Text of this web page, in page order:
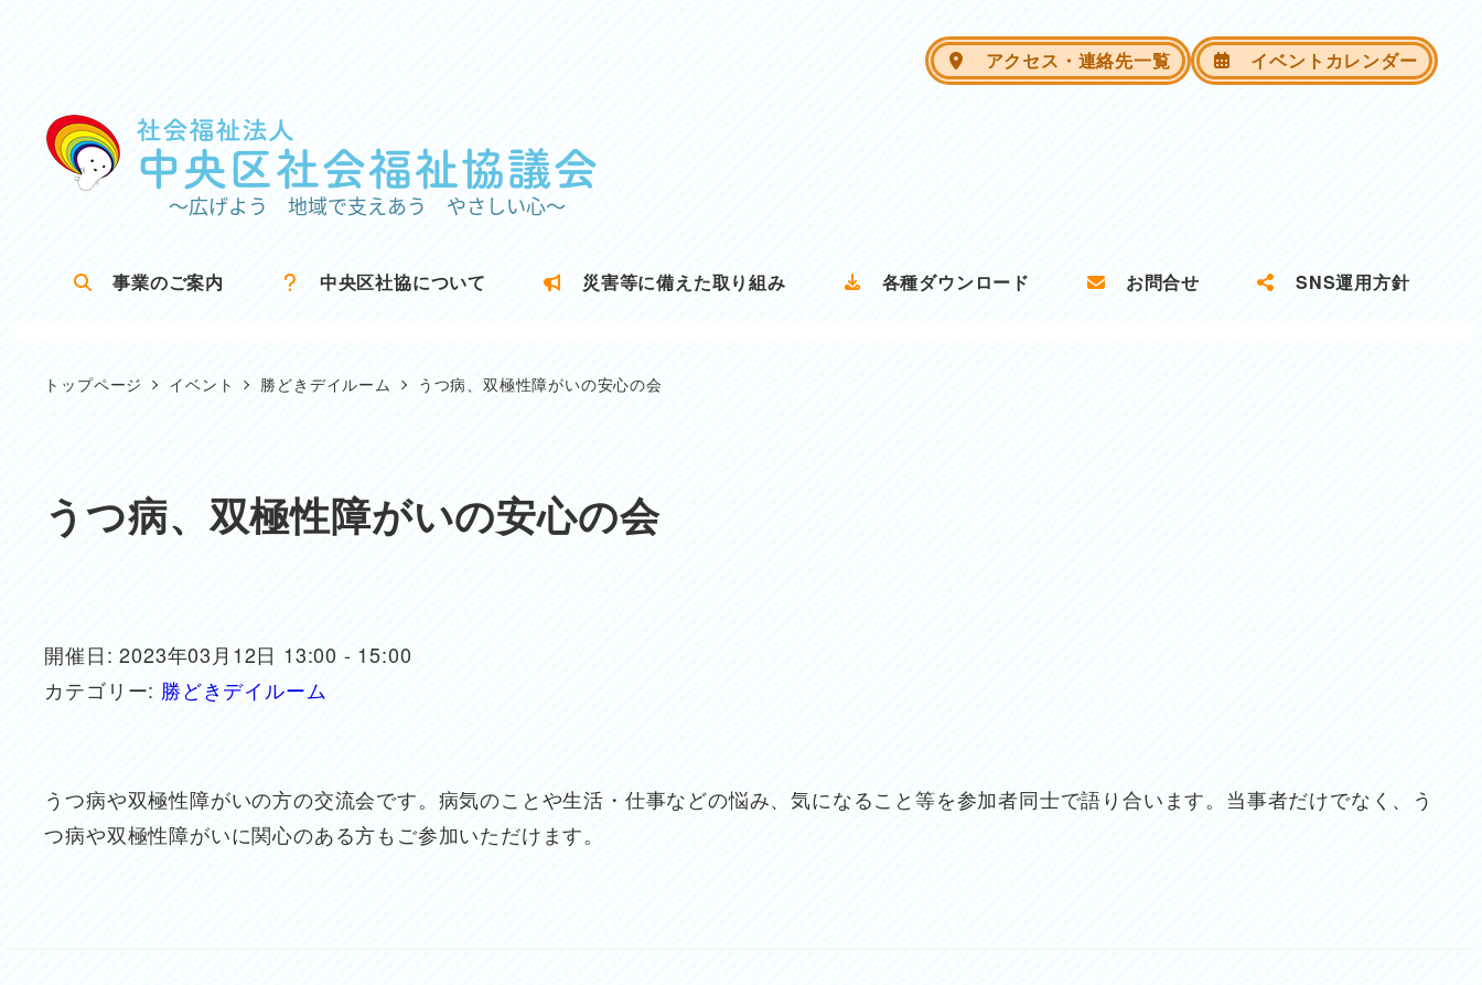
アクセス・連絡先一覧 イベントカレンダー
事業のご案内 中央区社協について 災害等に備えた取り組み 各種ダウンロード お問合せ SNS運用方針
トップページ イベント 勝どきデイルーム うつ病、双極性障がいの安心の会
うつ病、双極性障がいの安心の会
開催日: 2023年03月12日 13:00 - 15:00
カテゴリー: 勝どきデイルーム
うつ病や双極性障がいの方の交流会です。病気のことや生活・仕事などの悩み、気になること等を参加者同士で語り合います。当事者だけでなく、う
つ病や双極性障がいに関心のある方もご参加いただけます。